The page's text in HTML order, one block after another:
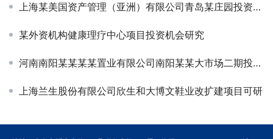
上海某美国资产管理（亚洲）有限公司青岛某庄园投资规划
某外资机构健康理疗中心项目投资机会研究
河南南阳某某某某置业有限公司南阳某某大市场二期投资规划
上海兰生股份有限公司欣生和大博文鞋业改扩建项目可研